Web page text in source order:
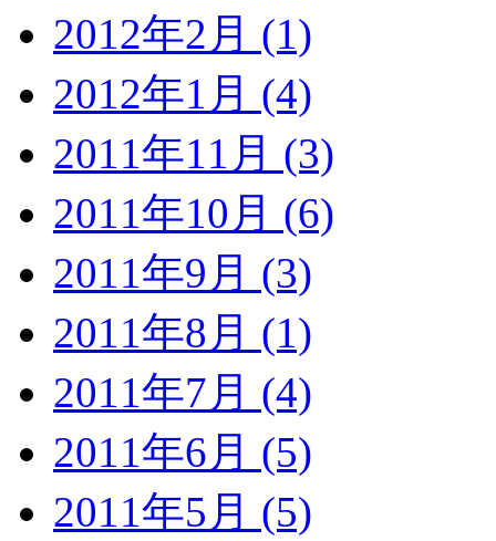
2012年2月 (1)
2012年1月 (4)
2011年11月 (3)
2011年10月 (6)
2011年9月 (3)
2011年8月 (1)
2011年7月 (4)
2011年6月 (5)
2011年5月 (5)